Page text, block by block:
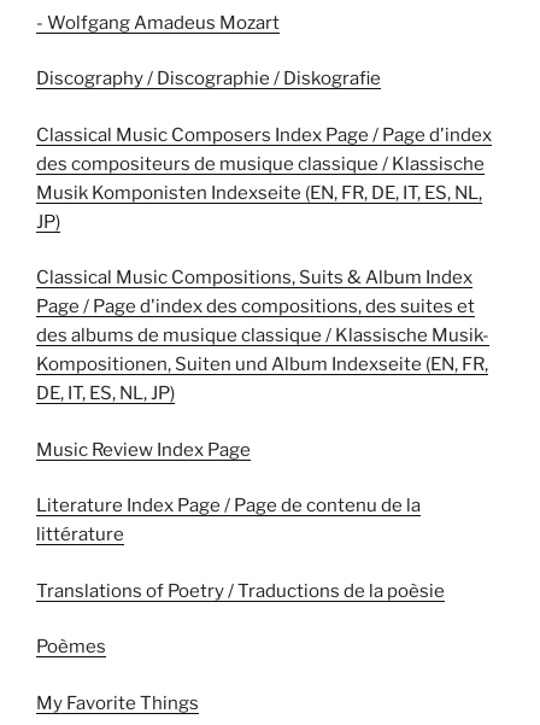
- Wolfgang Amadeus Mozart
Discography / Discographie / Diskografie
Classical Music Composers Index Page / Page d'index
des compositeurs de musique classique / Klassische
Musik Komponisten Indexseite (EN, FR, DE, IT, ES, NL,
JP)
Classical Music Compositions, Suits & Album Index
Page / Page d'index des compositions, des suites et
des albums de musique classique / Klassische Musik-
Kompositionen, Suiten und Album Indexseite (EN, FR,
DE, IT, ES, NL, JP)
Music Review Index Page
Literature Index Page / Page de contenu de la
littérature
Translations of Poetry / Traductions de la poèsie
Poèmes
My Favorite Things